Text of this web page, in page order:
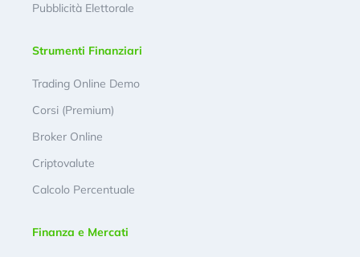
Pubblicità Elettorale
Strumenti Finanziari
Trading Online Demo
Corsi (Premium)
Broker Online
Criptovalute
Calcolo Percentuale
Finanza e Mercati